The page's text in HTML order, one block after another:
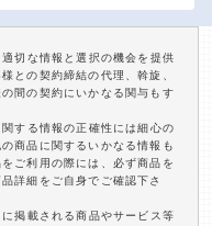
切な情報と選択の機会を提供
との契約締結の代理、斡旋、
間の契約にいかなる関与もす
する情報の正確性には細心の
商品に関するいかなる情報も
ご利用の際には、必ず商品を
詳細をご自身でご確認下さ
掲載される商品やサービス等